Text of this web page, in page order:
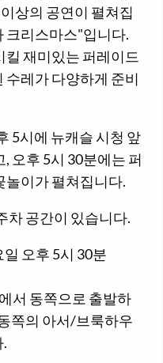
상의 공연이 펼쳐집
크리스마스"입니다.
재미있는 퍼레이드
레가 다양하게 준비
5시에 뉴캐슬 시청 앞
오후 5시 30분에는 퍼
놀이가 펼쳐집니다.
차 공간이 있습니다.
오후 5시 30분
서 동쪽으로 출발하
쪽의 아서/브룩하우